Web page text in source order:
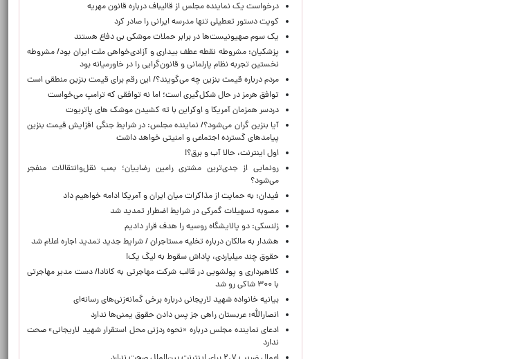
درخواست یک نماینده مجلس از قالیباف درباره قانون مهریه
کویت دستور تعطیلی تنها مدرسه ایرانی را صادر کرد
یک‌ سوم صهیونیست‌ها در برابر حملات موشکی بی دفاع هستند
پزشکیان: مشروطه نقطه عطف بیداری و آزادی‌خواهی ملت ایران بود/ مشروطه
نخستین تجربه نظام پارلمانی و قانون‌گرایی را در خاورمیانه بود
مردم درباره قیمت بنزین چه می‌گویند؟/ این رقم برای قیمت بنزین منطقی است
توافق هرمز در حال شکل‌گیری است؛ اما نه توافقی که ترامپ می‌خواست
دردسر همزمان آمریکا و اوکراین با ته کشیدن موشک های پاتریوت
آیا بنزین گران می‌شود؟/ نماینده مجلس: در شرایط جنگی افزایش قیمت بنزین
پیامدهای گسترده اجتماعی و امنیتی خواهد داشت
اول اینترنت، حالا آب و برق؟!
رونمایی از جدی‌ترین مشتری رامین رضاییان؛ بمب نقل‌وانتقالات منفجر
می‌شود؟
فیدان: به حمایت از مذاکرات میان ایران و آمریکا ادامه خواهیم داد
مصوبه تسهیلات گمرکی در شرایط اضطرار تمدید شد
زلنسکی: دو پالایشگاه روسیه را هدف قرار دادیم
هشدار به مالکان درباره تخلیه مستاجران / شرایط جدید تمدید اجاره اعلام شد
حقوق چند میلیاردی، پاداش سقوط به لیگ یک!
کلاهبرداری و پولشویی در قالب شرکت مهاجرتی به کانادا/ دست مدیر مهاجرتی
با ۳۰۰ شاکی رو شد
بیانیه خانواده شهید لاریجانی درباره برخی گمانه‌زنی‌های رسانه‌ای
انصارالله: عربستان راهی جز پس دادن حقوق یمنی‌ها ندارد
ادعای نماینده مجلس درباره «نحوه ردزنی محل استقرار شهید لاریجانی» صحت
ندارد